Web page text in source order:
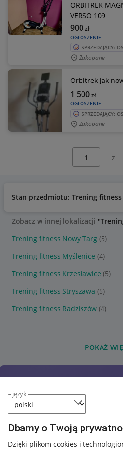
język
Dbamy o Twoją
Dzięki plikom cookies i
ORBITREK
VERSO 109
OGŁOSZENIE
900zł
SPRZEDAJĄCY:
Zakopane
Orbitrek jak
OGŁOSZENIE
1 500zł
SPRZEDAJĄCY:
Zakopane
Stan przedmiotu: Trening fitness
Zobacz w innej lokalizacji
Trening fitness Nowy Targ (5)
Trening fitness Myślenice (4)
Trening fitness Krzesławice (5)
Trening fitness Stryszawa (5)
Trening fitness Radziszów (4)
POKAŻ